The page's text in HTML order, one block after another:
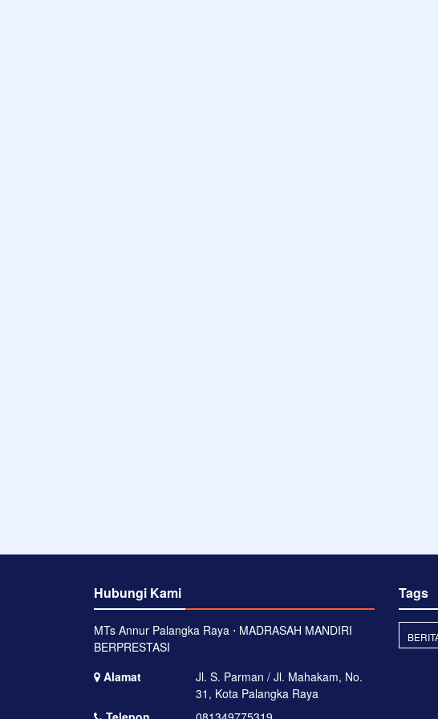
Hubungi Kami
MTs Annur Palangka Raya ⋅ MADRASAH MANDIRI
BERPRESTASI
Alamat
Jl. S. Parman / Jl. Mahakam, No.
31, Kota Palangka Raya
Tags